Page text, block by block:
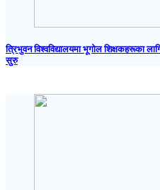
त्रिभुवन विश्वविद्यालयमा भूगोल शिक्षकहरूका
सुरु